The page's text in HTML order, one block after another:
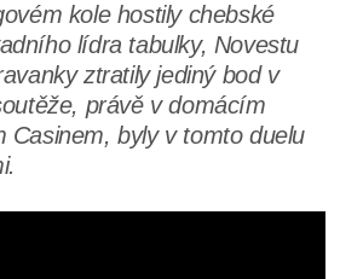
kole hostily chebské
lídra tabulky, Novestu
ztratily jediný bod v
právě v domácím
Casinem, byly v tomto duelu